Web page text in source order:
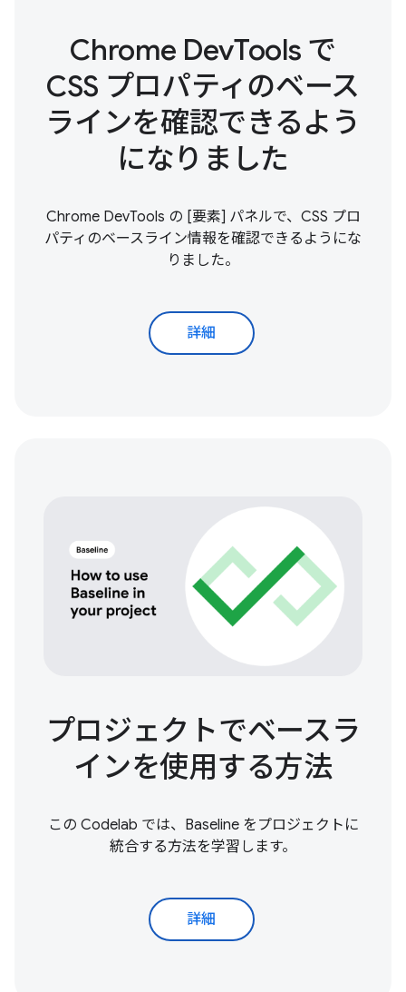
Chrome DevTools で
CSS プロパティのベース
ラインを確認できるよう
になりました
Chrome DevTools の [要素] パネルで、CSS プロ
パティのベースライン情報を確認できるようにな
りました。
詳細
プロジェクトでベースラ
インを使用する方法
この Codelab では、Baseline をプロジェクトに
統合する方法を学習します。
詳細